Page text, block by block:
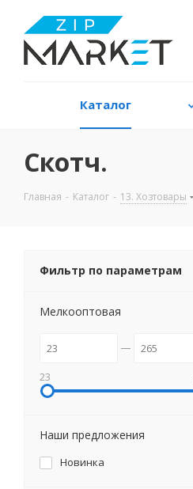
Каталог
Скотч.
Главная - Каталог - 13. Хозтовары
Фильтр по параметрам
Мелкооптовая
23
Наши предложения
Новинка